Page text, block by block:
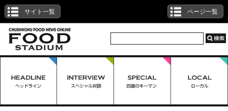
サイト一覧 ページ一覧